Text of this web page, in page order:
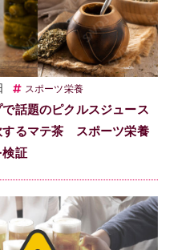
スポーツ栄養
話題のピクルスジュース
するマテ茶 スポーツ栄養
検証